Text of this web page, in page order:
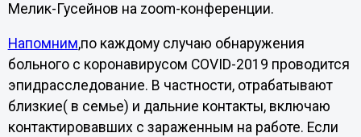
Мелик-Гусейнов на zoom-конференции.
Напомним,по каждому случаю обнаружения
больного с коронавирусом COVID-2019 проводится
эпидрасследование. В частности, отрабатывают
близкие( в семье) и дальние контакты, включаю
контактировавших с зараженным на работе. Если